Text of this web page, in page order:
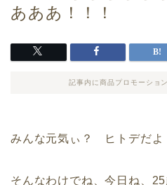
あああ！！！
記事内に商品プロモーショ
みんな元気ぃ？ ヒトデだよ
そんなわけでね、今日ね、